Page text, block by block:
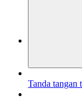
Tanda tangan